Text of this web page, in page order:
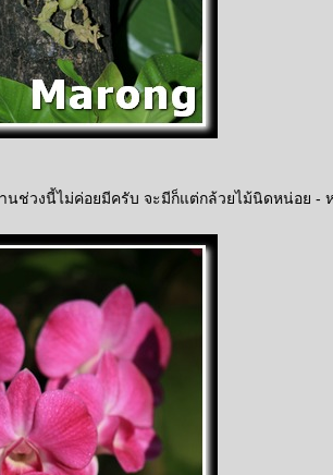
นช่วงนี้ไม่ค่อยมีครับ จะมีก็แต่กล้วยไม้นิดหน่อย